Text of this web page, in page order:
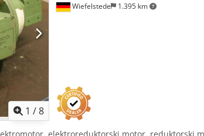
1 /8
Wiefelstede 1.395 km
elektroreduktorski motor, reduktorski